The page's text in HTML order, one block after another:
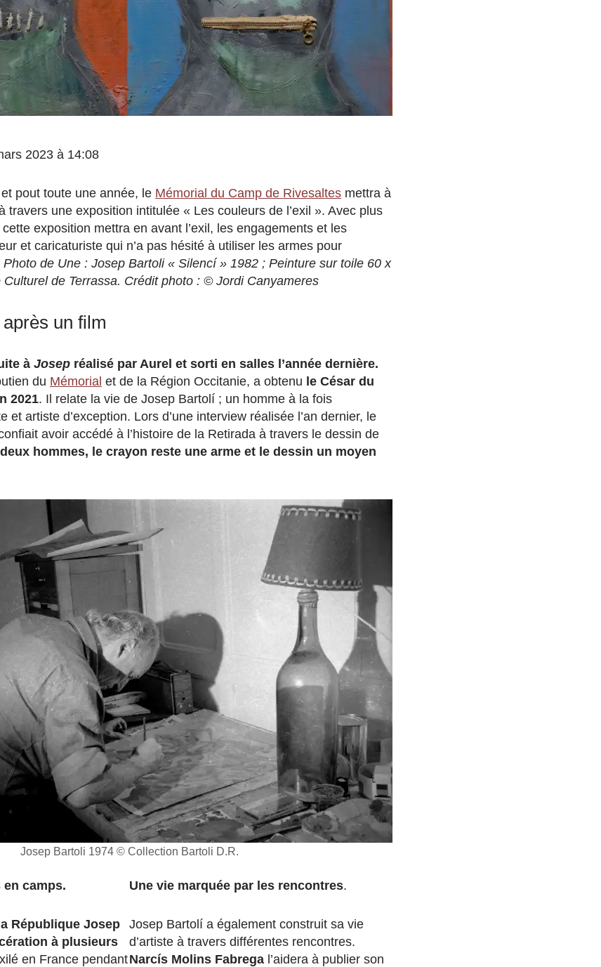
2023 à 14:08
pout toute une année, le Mémorial du Camp de Rivesaltes mettra à
travers une exposition intitulée « Les couleurs de l’exil ». Avec plus
exposition mettra en avant l’exil, les engagements et les
et caricaturiste qui n’a pas hésité à utiliser les armes pour
Photo de Une : Josep Bartoli « Silencí » 1982 ; Peinture sur toile 60 x
de Terrassa. Crédit photo : © Jordi Canyameres
un film
à Josep réalisé par Aurel et sorti en salles l’année dernière.
du Mémorial et de la Région Occitanie, a obtenu le César du
2021. Il relate la vie de Josep Bartolí ; un homme à la fois
et artiste d’exception. Lors d’une interview réalisée l’an dernier, le
avoir accédé à l’histoire de la Retirada à travers le dessin de
hommes, le crayon reste une arme et le dessin un moyen
Josep Bartoli 1974 © Collection Bartoli D.R.
camps.
République Josep
à plusieurs
en France pendant
Une vie marquée par les rencontres.
Josep Bartolí a également construit sa vie
d’artiste à travers différentes rencontres.
Narcís Molins Fabrega l’aidera à publier son